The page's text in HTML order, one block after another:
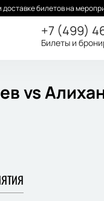
билетов на
+7 (499)
Билеты и
vs